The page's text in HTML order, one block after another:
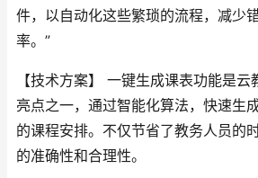
件，以自动化这些繁琐的流程，减少
率。”
【技术方案】 一键生成课表功能是
亮点之一，通过智能化算法，快速生
的课程安排。不仅节省了教务人员的
的准确性和合理性。